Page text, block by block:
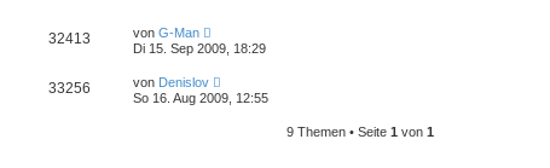
32413 von G-Man
Di 15. Sep 2009, 18:29
33256 von Denislov
So 16. Aug 2009, 12:55
9 Themen • Seite 1 von 1